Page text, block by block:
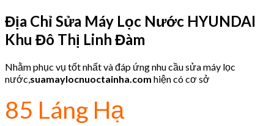
Địa Chỉ Sửa Máy Lọc Nước HYUNDAI
Khu Đô Thị Linh Đàm
Nhằm phục vụ tốt nhất và đáp ứng nhu cầu sửa máy lọc
nước, suamaylocnuoctainha.com hiện có cơ sở
85 Láng Hạ